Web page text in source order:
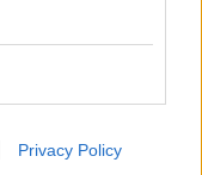
Privacy Policy
αποθεμάτων
να
και από